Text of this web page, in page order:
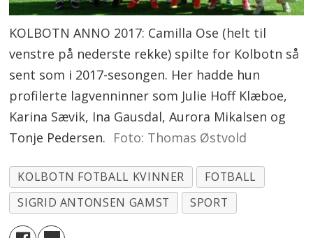
KOLBOTN ANNO 2017: Camilla Ose (helt til
venstre på nederste rekke) spilte for Kolbotn så
sent som i 2017-sesongen. Her hadde hun
profilerte lagvenninner som Julie Hoff Klæboe,
Karina Sævik, Ina Gausdal, Aurora Mikalsen og
Tonje Pedersen. Foto: Thomas Østvold
KOLBOTN FOTBALL KVINNER
FOTBALL
SIGRID ANTONSEN GAMST
SPORT